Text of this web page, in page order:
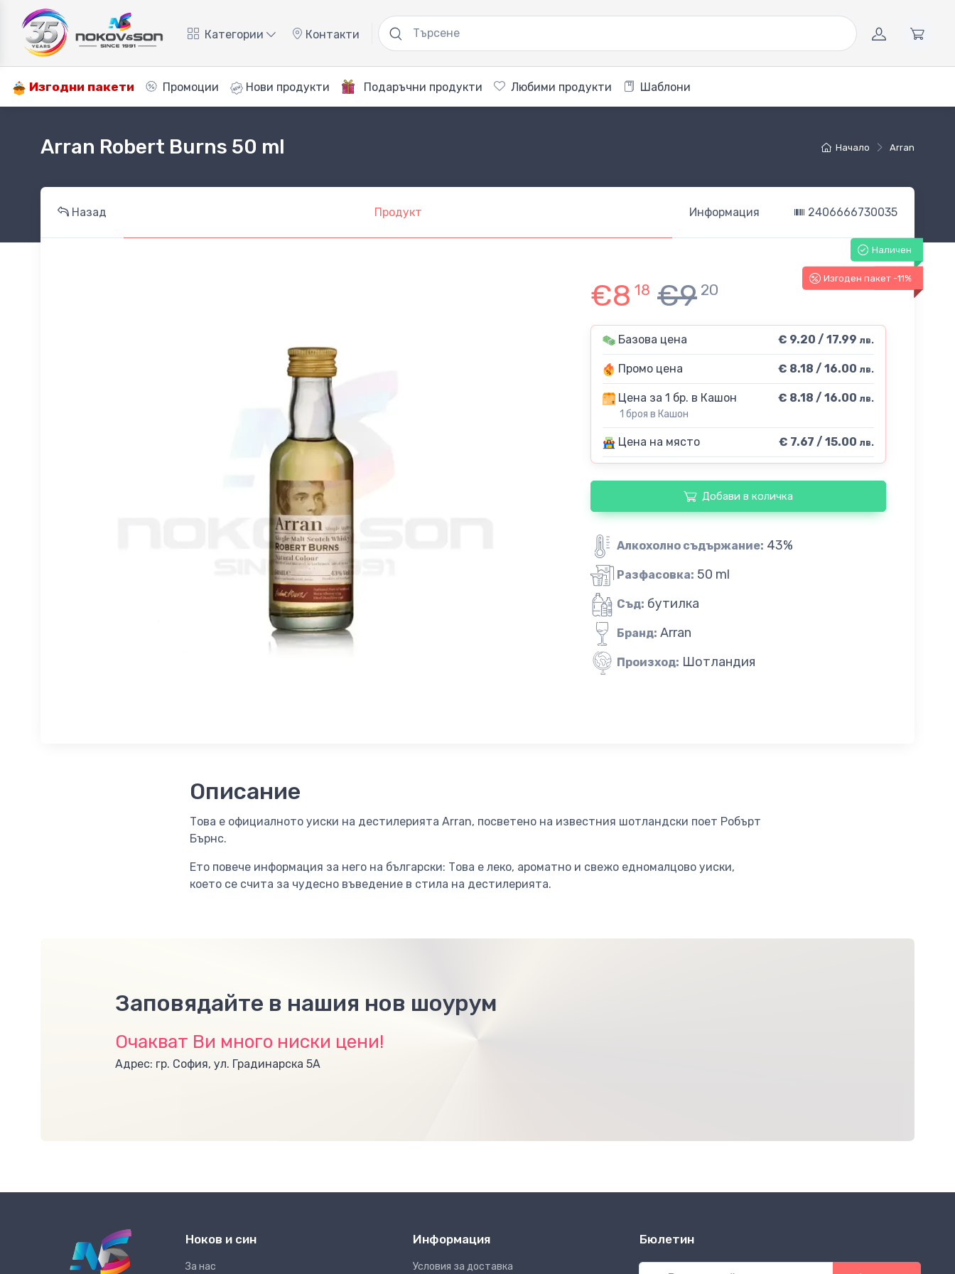
Категории Контакти
Изгодни пакети Промоции Нови продукти Подаръчни продукти Любими продукти Шаблони
Начало Arran
Arran Robert Burns 50 ml
Назад Продукт Информация 2406666730035
Наличен
-11%
Изгоден пакет -11%
€8 18 €9 20
Базова цена € 9.20 / 17.99 лв.
Промо цена € 8.18 / 16.00 лв.
Цена за 1 бр. в Кашон
1 броя в Кашон
€ 8.18 / 16.00 лв.
Цена на място € 7.67 / 15.00 лв.
Добави в количка
Алкохолно съдържание: 43%
Разфасовка: 50 ml
Съд: бутилка
Бранд: Arran
Произход: Шотландия
Описание
Това е официалното уиски на дестилерията Arran, посветено на известния шотландски поет Робърт
Бърнс.
Ето повече информация за него на български: Това е леко, ароматно и свежо едномалцово уиски,
което се счита за чудесно въведение в стила на дестилерията.
Заповядайте в нашия нов шоурум
Очакват Ви много ниски цени!
Адрес: гр. София, ул. Градинарска 5А
Ноков и син
За нас
Информация
Условия за доставка
Бюлетин